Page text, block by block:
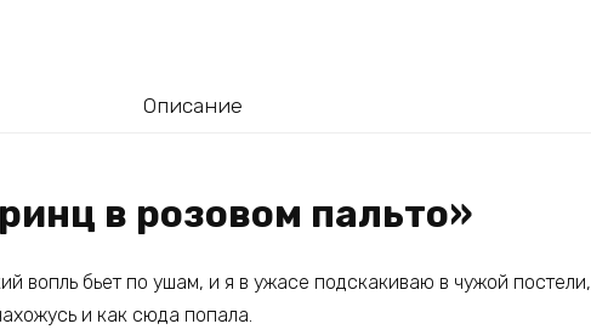
Описание
в розовом пальто»
вопль бьет по ушам, и я в ужасе подскакиваю в чужой постели,
и как сюда попала.